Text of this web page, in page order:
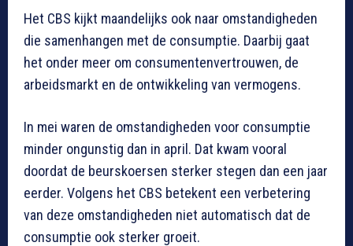
Het CBS kijkt maandelijks ook naar omstandigheden
die samenhangen met de consumptie. Daarbij gaat
het onder meer om consumentenvertrouwen, de
arbeidsmarkt en de ontwikkeling van vermogens.
In mei waren de omstandigheden voor consumptie
minder ongunstig dan in april. Dat kwam vooral
doordat de beurskoersen sterker stegen dan een jaar
eerder. Volgens het CBS betekent een verbetering
van deze omstandigheden niet automatisch dat de
consumptie ook sterker groeit.